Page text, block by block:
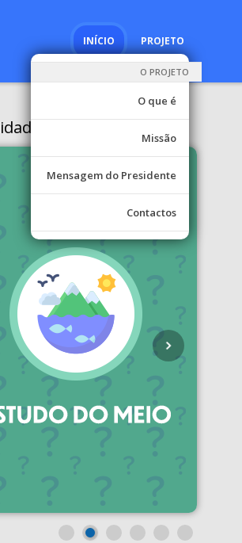
INÍCIO PROJETO
O PROJETO
O que é
Missão
Mensagem do Presidente
Contactos